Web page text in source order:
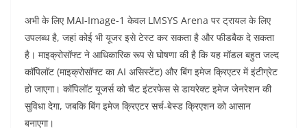
अभी के लिए MAI-Image-1 केवल LMSYS Arena पर ट्रायल के लिए
उपलब्ध है, जहां कोई भी यूजर इसे टेस्ट कर सकता है और फीडबैक दे सकता
है। माइक्रोसॉफ्ट ने आधिकारिक रूप से घोषणा की है कि यह मॉडल बहुत जल्द
कॉपिलॉट (माइक्रोसॉफ्ट का AI असिस्टेंट) और बिंग इमेज क्रिएटर में इंटीग्रेट
हो जाएगा। कॉपिलॉट यूजर्स को चैट इंटरफेस से डायरेक्ट इमेज जेनरेशन की
सुविधा देगा, जबकि बिंग इमेज क्रिएटर सर्च-बेस्ड क्रिएशन को आसान
बनाएगा।